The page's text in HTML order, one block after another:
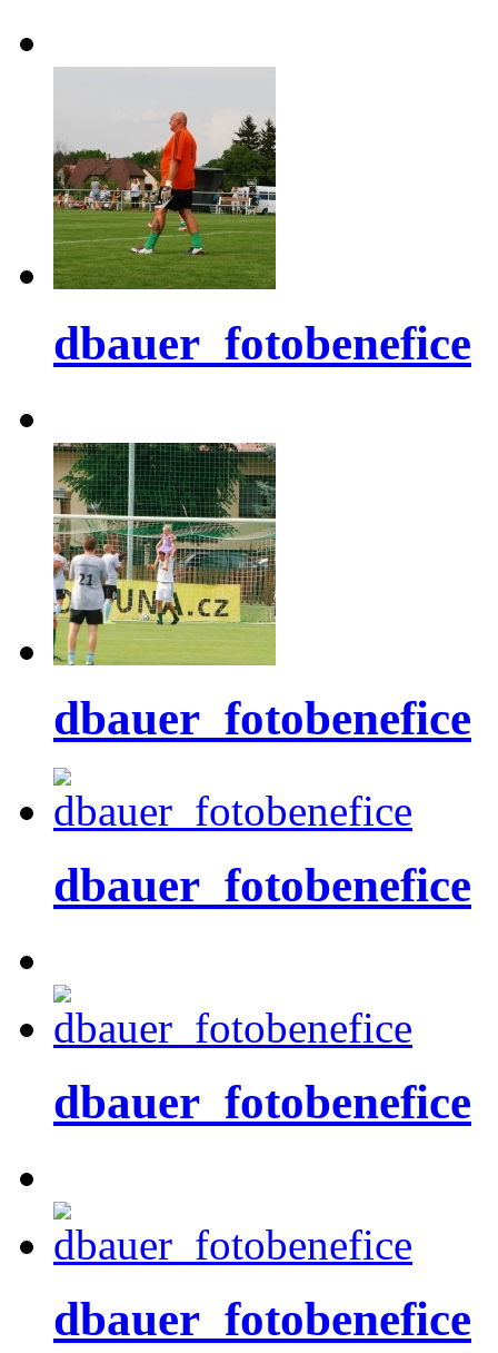
dbauer_fotobenefice
dbauer_fotobenefice
dbauer_fotobenefice
dbauer_fotobenefice
dbauer_fotobenefice